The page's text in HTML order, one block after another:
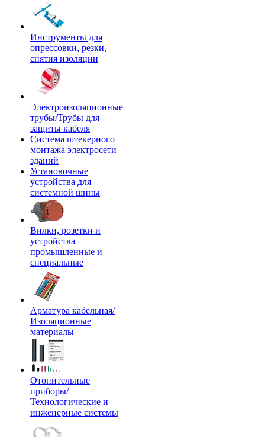
Инструменты для
опрессовки, резки,
снятия изоляции
Электроизоляционные
трубы/Трубы для
защиты кабеля
Система штекерного
монтажа электросети
зданий
Установочные
устройства для
системной шины
Вилки, розетки и
устройства
промышленные и
специальные
Арматура кабельная/
Изоляционные
материалы
Отопительные
приборы/
Технологические и
инженерные системы